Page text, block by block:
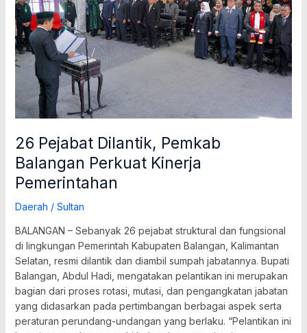
26 Pejabat Dilantik, Pemkab
Balangan Perkuat Kinerja
Pemerintahan
Daerah / Sultan
BALANGAN – Sebanyak 26 pejabat struktural dan fungsional
di lingkungan Pemerintah Kabupaten Balangan, Kalimantan
Selatan, resmi dilantik dan diambil sumpah jabatannya. Bupati
Balangan, Abdul Hadi, mengatakan pelantikan ini merupakan
bagian dari proses rotasi, mutasi, dan pengangkatan jabatan
yang didasarkan pada pertimbangan berbagai aspek serta
peraturan perundang-undangan yang berlaku. “Pelantikan ini
Balangan
Perkuat
Kinerja
Pemerintahan